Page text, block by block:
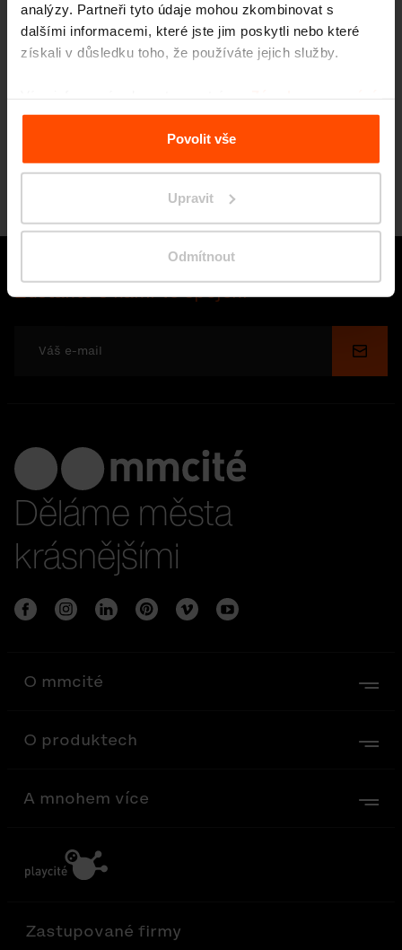
analýzy. Partneři tyto údaje mohou zkombinovat s
dalšími informacemi, které jste jim poskytli nebo které
získali v důsledku toho, že používáte jejich služby.
osobních údajů.
Povolit vše
Upravit
Odmítnout
11. 6. Kolo je dnes vyjádřením
identity
Novinka
Třikrát hurá! Máme tři
vítězství Red Dot.
Pojďte slavit s námi.
Zůstaňte s námi ve spojení
Děláme města
krásnějšími
O mmcité
O produktech
A mnohem více
Zastupované firmy